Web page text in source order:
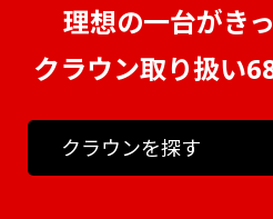
理想の一台がき
クラウン取り扱い
クラウンを探す